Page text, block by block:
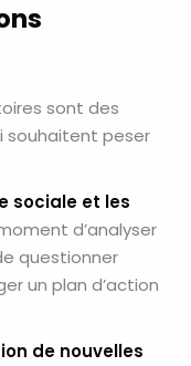
sont des
souhaitent peser
sociale et les
d’analyser
questionner
un plan d’action
de nouvelles